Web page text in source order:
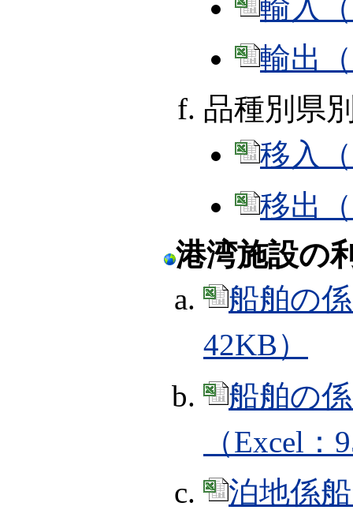
輸入
輸出
品種別県
移入
移出
港湾施設の
船舶の
42KB）
船舶の
（Excel：
泊地係